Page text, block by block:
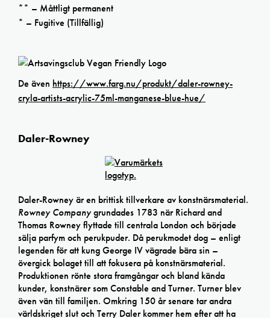
** – Måttligt permanent
* – Fugitive (Tillfällig)
De även https://www.farg.nu/produkt/daler-rowney-
cryla-artists-acrylic-75ml-manganese-blue-hue/
Daler-Rowney
Daler-Rowney är en brittisk tillverkare av konstnärsmaterial.
Rowney Companygrundades 1783 när Richard and
Thomas Rowney flyttade till centrala London och började
sälja parfym och perukpuder. Då perukmodet dog – enligt
legenden för att kung George IV vägrade bära sin –
övergick bolaget till att fokusera på konstnärsmaterial.
Produktionen rönte stora framgångar och bland kända
kunder, konstnärer som Constable and Turner. Turner blev
även vän till familjen. Omkring 150 år senare tar andra
världskriget slut och Terry Daler kommer hem efter att ha